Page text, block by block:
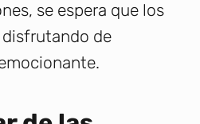
se espera que los
de